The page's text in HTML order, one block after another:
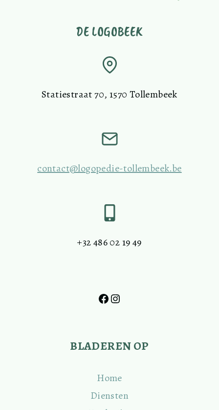
DE LOGOBEEK
Statiestraat 70, 1570 Tollembeek
contact@logopedie-tollembeek.be
+32 486 02 19 49
Lien vers le compte Facebook DeLogobeek
Lien vers le compte Instagram DeLogobeek
BLADEREN OP
Home
Diensten